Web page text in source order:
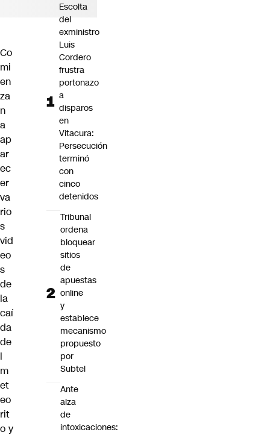
Co
mi
en
za
n
a
ap
ar
ec
er
va
rio
s
vid
eo
s
de
la
caí
da
de
l
m
et
eo
rit
o y
Escolta
del
exministro
Luis
Cordero
frustra
portonazo
a
disparos
en
Vitacura:
Persecución
terminó
con
cinco
detenidos
Tribunal
ordena
bloquear
sitios
de
apuestas
online
y
establece
mecanismo
propuesto
por
Subtel
Ante
alza
de
intoxicaciones: